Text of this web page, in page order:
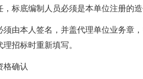
标底编制人员必须是本单位注册的造
须由本人签名，并盖代理单位业务章
招标时重新填写。
格确认